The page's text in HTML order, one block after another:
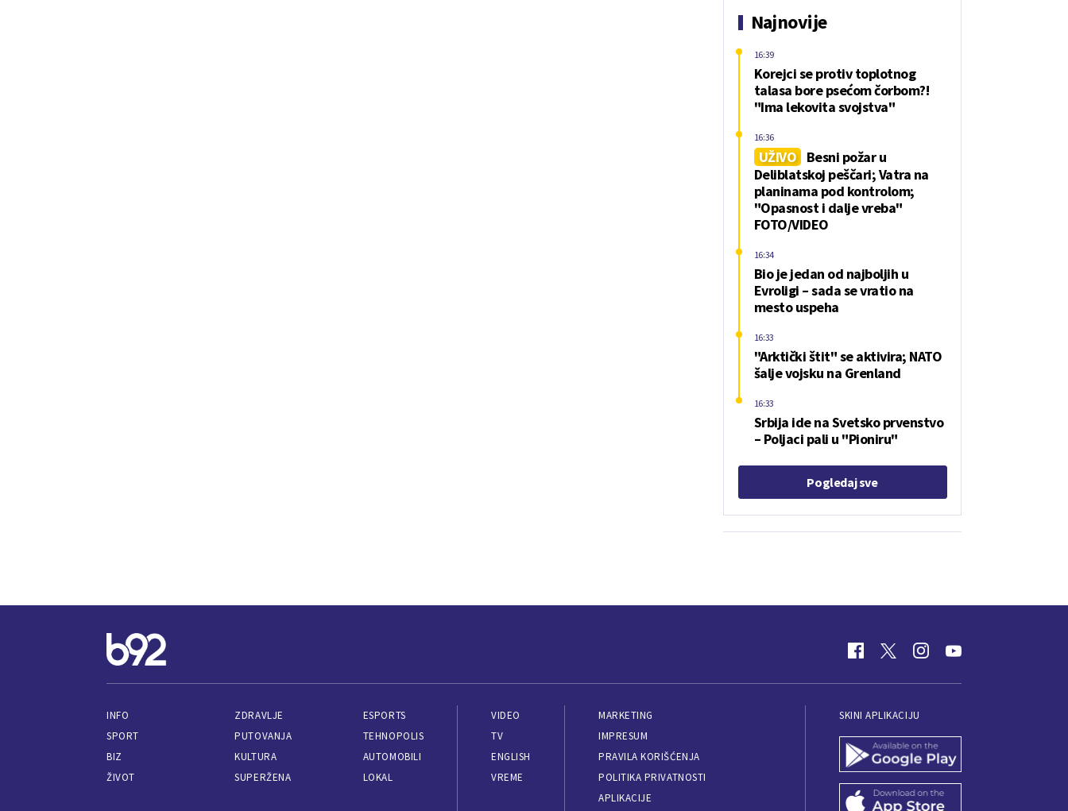
Najnovije
Korejci se protiv toplotnog
talasa bore psećom čorbom?!
"Ima lekovita svojstva"
16:39
UŽIVO
Besni požar u
Deliblatskoj peščari; Vatra na
planinama pod kontrolom;
"Opasnost i dalje vreba"
FOTO/VIDEO
16:36
Bio je jedan od najboljih u
Evroligi – sada se vratio na
mesto uspeha
16:34
"Arktički štit" se aktivira; NATO
šalje vojsku na Grenland
16:33
Srbija ide na Svetsko prvenstvo
– Poljaci pali u "Pioniru"
16:33
Pogledaj sve
INFO
SPORT
BIZ
ŽIVOT
ZDRAVLJE
PUTOVANJA
KULTURA
SUPERŽENA
ESPORTS
TEHNOPOLIS
AUTOMOBILI
LOKAL
VIDEO
TV
ENGLISH
VREME
MARKETING
IMPRESUM
PRAVILA KORIŠĆENJA
POLITIKA PRIVATNOSTI
APLIKACIJE
SKINI APLIKACIJU